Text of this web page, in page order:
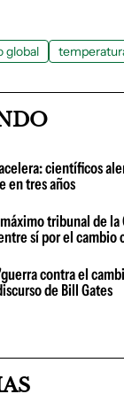
global
científicos
en tres años
tribunal de la
sí por el cambio
contra el
de Bill Gates